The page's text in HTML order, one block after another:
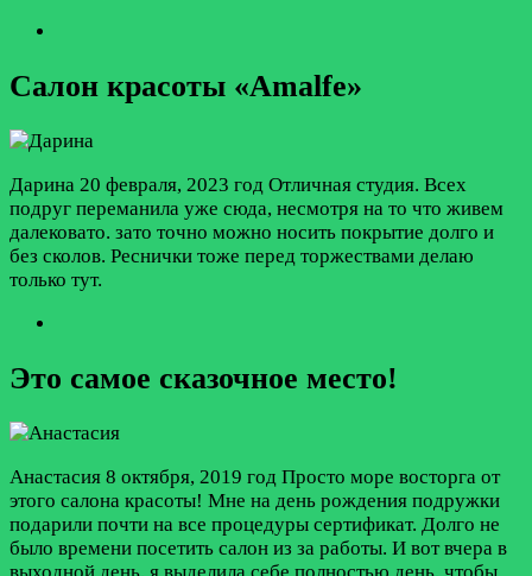
Салон красоты «Amalfe»
Дарина 20 февраля, 2023 год Отличная студия. Всех
подруг переманила уже сюда, несмотря на то что живем
далековато. зато точно можно носить покрытие долго и
без сколов. Реснички тоже перед торжествами делаю
только тут.
Это самое сказочное место!
Анастасия 8 октября, 2019 год Просто море восторга от
этого салона красоты! Мне на день рождения подружки
подарили почти на все процедуры сертификат. Долго не
было времени посетить салон из за работы. И вот вчера в